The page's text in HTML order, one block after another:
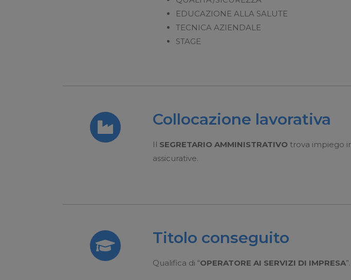
EDUCAZIONE ALLA SALUTE
TECNICA AZIENDALE
STAGE
Collocazione lavorativa
Il SEGRETARIO AMMINISTRATIVO trova impiego
assicurative.
Titolo conseguito
Qualifica di “OPERATORE AI SERVIZI DI IMPRESA”.